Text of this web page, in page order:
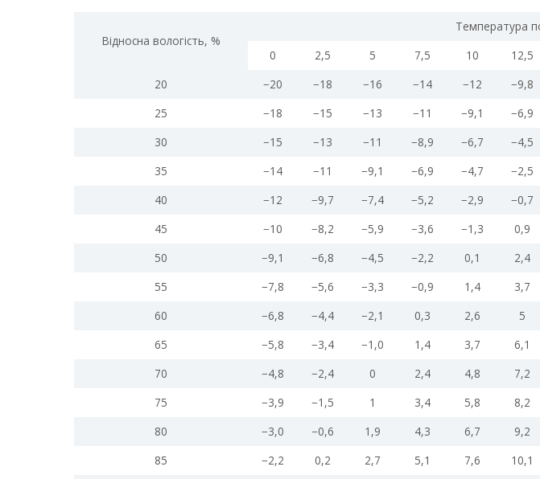
Відносна вологість, %
Температура
0
2,5 5 7,5 10 12,5
20
−20 −18 −16 −14 −12 −9,8
25
−18 −15 −13 −11 −9,1 −6,9
30
−15 −13 −11 −8,9 −6,7 −4,5
35
−14 −11 −9,1 −6,9 −4,7 −2,5
40
−12 −9,7 −7,4 −5,2 −2,9 −0,7
45
−10 −8,2 −5,9 −3,6 −1,3 0,9
50
−9,1 −6,8 −4,5 −2,2 0,1 2,4
55
−7,8 −5,6 −3,3 −0,9 1,4 3,7
60
−6,8 −4,4 −2,1 0,3 2,6 5
65
−5,8 −3,4 −1,0 1,4 3,7 6,1
70
−4,8 −2,4 0 2,4 4,8 7,2
75
−3,9 −1,5 1 3,4 5,8 8,2
80
−3,0 −0,6 1,9 4,3 6,7 9,2
85
−2,2 0,2 2,7 5,1 7,6 10,1